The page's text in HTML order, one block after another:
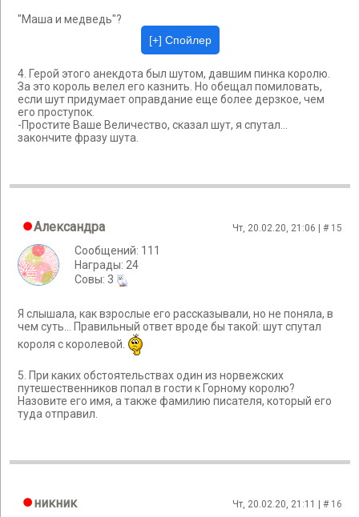
"Маша и медведь"?
4. Герой этого анекдота был шутом, давшим пинка королю.
За это король велел его казнить. Но обещал помиловать,
если шут придумает оправдание еще более дерзкое, чем
его проступок.
-Простите Ваше Величество, сказал шут, я спутал...
закончите фразу шута.
Александра Чт, 20.02.20, 21:06 | # 15
Сообщений: 111
Награды: 24
Cовы: 3
Я слышала, как взрослые его рассказывали, но не поняла, в
чем суть... Правильный ответ вроде бы такой: шут спутал
короля с королевой.
5. При каких обстоятельствах один из норвежских
путешественников попал в гости к Горному королю?
Назовите его имя, а также фамилию писателя, который его
туда отправил.
никник Чт, 20.02.20, 21:11 | # 16